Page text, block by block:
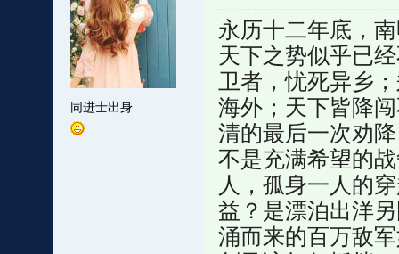
同进士出身
永历十二年底，
天下之势似乎已
卫者，忧死异乡
海外；天下皆降
清的最后一次劝
不是充满希望的
人，孤身一人的
益？是漂泊出洋
涌而来的百万敌